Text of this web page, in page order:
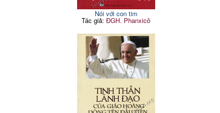
Nói với con tim
Tác giả:ĐGH. Phanxicô